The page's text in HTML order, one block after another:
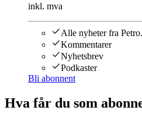
inkl. mva
Alle nyheter fra
Kommentarer
Nyhetsbrev
Podkaster
Bli abonnent
Hva får du som